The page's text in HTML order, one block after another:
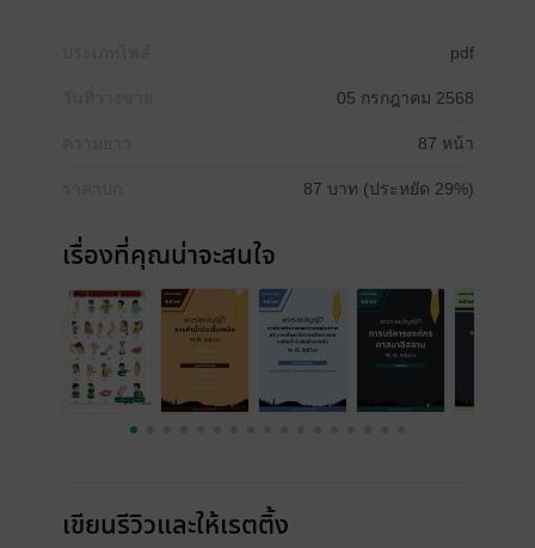
pdf
05 กรกฎาคม 2568
87 หน้า
87 บาท (ประหยัด 29%)
เรื่องที่คุณน่าจะสนใจ
เขียนรีวิวและให้เรตติ้ง